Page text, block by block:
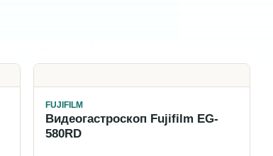
FUJIFILM
Видеогастроскоп Fujifilm EG-
580RD